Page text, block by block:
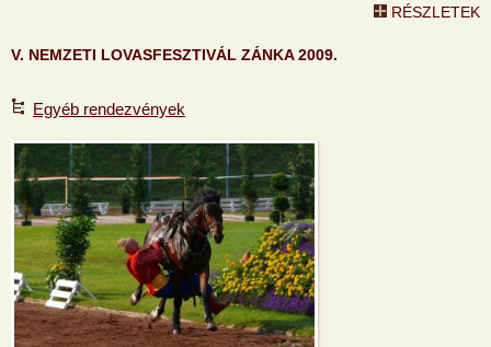
RÉSZLETEK
V. NEMZETI LOVASFESZTIVÁL ZÁNKA 2009.
Egyéb rendezvények